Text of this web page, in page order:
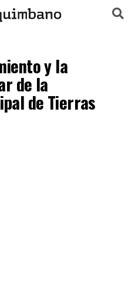
y la
de la
de Tierras